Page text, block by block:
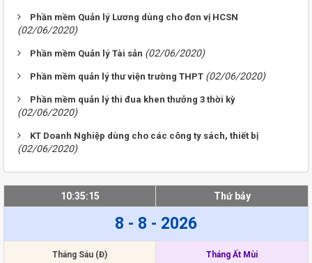
Phần mềm Quản lý Lương dùng cho đơn vị HCSN
(02/06/2020)
Phần mềm Quản lý Tài sản (02/06/2020)
Phần mềm quản lý thư viện trường THPT (02/06/2020)
Phần mềm quản lý thi đua khen thưởng 3 thời kỳ
(02/06/2020)
KT Doanh Nghiệp dùng cho các công ty sách, thiết bị
(02/06/2020)
10:35:15 Thứ bảy
8 - 8 - 2026
Tháng Sáu (Đ)
Tháng Ất Mùi